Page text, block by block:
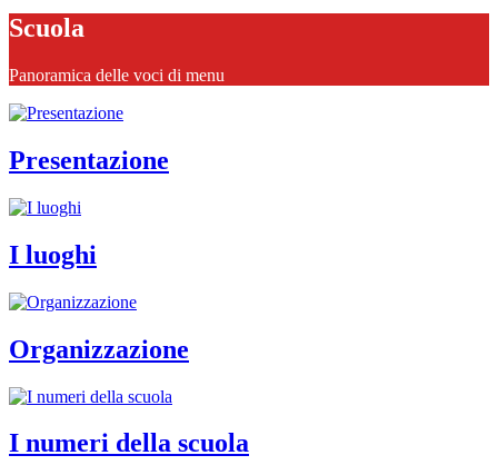
Scuola
Panoramica delle voci di menu
Presentazione
I luoghi
Organizzazione
I numeri della scuola